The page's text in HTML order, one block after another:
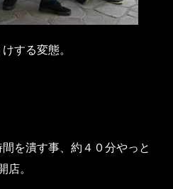
する変態。
を潰す事、約４０分やっと
店。